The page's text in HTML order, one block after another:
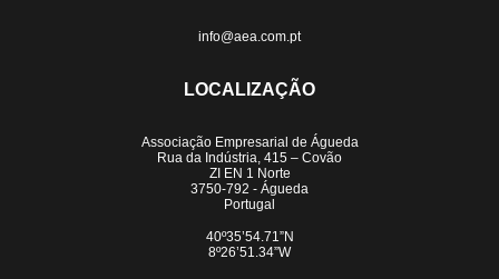
info@aea.com.pt
LOCALIZAÇÃO
Associação Empresarial de Águeda
Rua da Indústria, 415 – Covão
ZI EN 1 Norte
3750-792 - Águeda
Portugal
40º35’54.71”N
8º26’51.34”W